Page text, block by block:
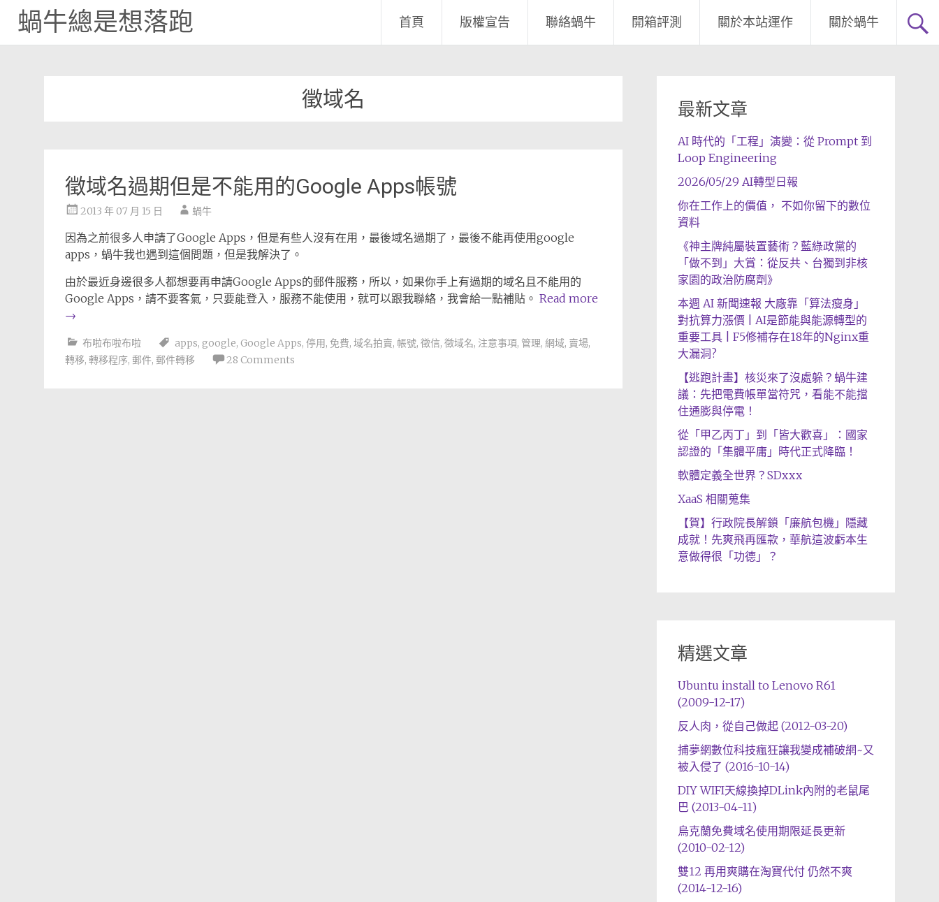
蝸牛總是想落跑 首頁 版權宣告 聯絡蝸牛 開箱評測 關於本站運作 關於蝸牛
徵域名
徵域名過期但是不能用的Google Apps帳號
2013 年 07 月 15 日 蝸牛
因為之前很多人申請了Google Apps，但是有些人沒有在用，最後域名過期了，最後不能再使用google
apps，蝸牛我也遇到這個問題，但是我解決了。
由於最近身邊很多人都想要再申請Google Apps的郵件服務，所以，如果你手上有過期的域名且不能用的
Google Apps，請不要客氣，只要能登入，服務不能使用，就可以跟我聯絡，我會給一點補貼。 Read more
→
布啦布啦布啦 apps, google, Google Apps, 停用, 免費, 域名拍賣, 帳號, 徵信, 徵域名, 注意事項, 管理, 網域, 賣場,
轉移, 轉移程序, 郵件, 郵件轉移 28 Comments
最新文章
AI 時代的「工程」演變：從 Prompt 到
Loop Engineering
2026/05/29 AI轉型日報
你在工作上的價值， 不如你留下的數位
資料
《神主牌純屬裝置藝術？藍綠政黨的
「做不到」大賞：從反共、台獨到非核
家園的政治防腐劑》
本週 AI 新聞速報 大廠靠「算法瘦身」
對抗算力漲價 | AI是節能與能源轉型的
重要工具 | F5修補存在18年的Nginx重
大漏洞?
【逃跑計畫】核災來了沒處躲？蝸牛建
議：先把電費帳單當符咒，看能不能擋
住通膨與停電！
從「甲乙丙丁」到「皆大歡喜」：國家
認證的「集體平庸」時代正式降臨！
軟體定義全世界？SDxxx
XaaS 相關蒐集
【賀】行政院長解鎖「廉航包機」隱藏
成就！先爽飛再匯款，華航這波虧本生
意做得很「功德」？
精選文章
Ubuntu install to Lenovo R61
(2009-12-17)
反人肉，從自己做起 (2012-03-20)
捕夢網數位科技瘋狂讓我變成補破網~又
被入侵了 (2016-10-14)
DIY WIFI天線換掉DLink內附的老鼠尾
巴 (2013-04-11)
烏克蘭免費域名使用期限延長更新
(2010-02-12)
雙12 再用爽購在淘寶代付 仍然不爽
(2014-12-16)